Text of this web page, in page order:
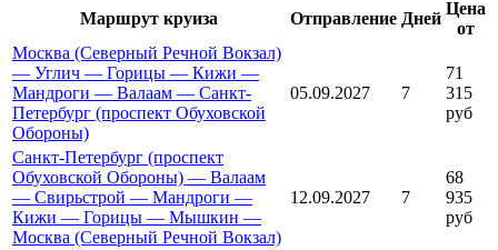
Маршрут круиза Отправление Дней
Цена
от
Москва (Северный Речной Вокзал)
— Углич — Горицы — Кижи —
Мандроги — Валаам — Санкт-
Петербург (проспект Обуховской
Обороны)
05.09.2027 7
71
315
руб
Санкт-Петербург (проспект
Обуховской Обороны) — Валаам
— Свирьстрой — Мандроги —
Кижи — Горицы — Мышкин —
Москва (Северный Речной Вокзал)
12.09.2027 7
68
935
руб